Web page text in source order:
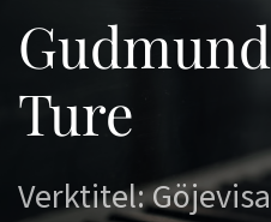
Ture
Verktitel: Göjevisa